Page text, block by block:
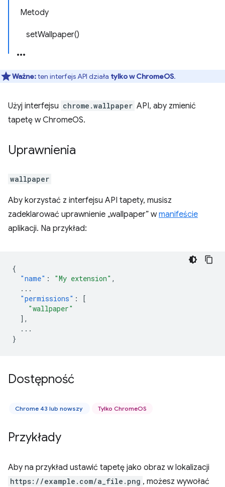
Metody
setWallpaper()
Ważne:ten interfejs API działa tylko w ChromeOS.
Użyj interfejsu chrome.wallpaper API, aby zmienić
tapetę w ChromeOS.
Uprawnienia
wallpaper
Aby korzystać z interfejsu API tapety, musisz
zadeklarować uprawnienie „wallpaper” wmanifeście
aplikacji. Na przykład:
{
"name" : "My extension" ,
...
"permissions" :
[
"wallpaper"
],
...
}
Dostępność
Chrome 43 lub nowszy Tylko ChromeOS
Przykłady
Aby na przykład ustawić tapetę jako obraz w lokalizacji
https://example.com/a_file.png , możesz wywołać